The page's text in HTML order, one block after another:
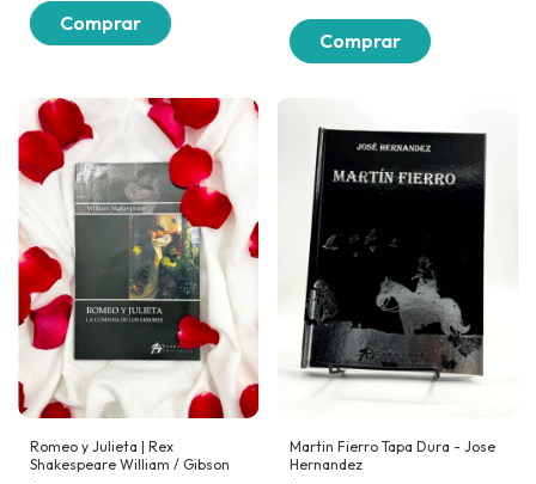
Romeo y Julieta | Rex
Shakespeare William / Gibson
Martin Fierro Tapa Dura - Jose
Hernandez